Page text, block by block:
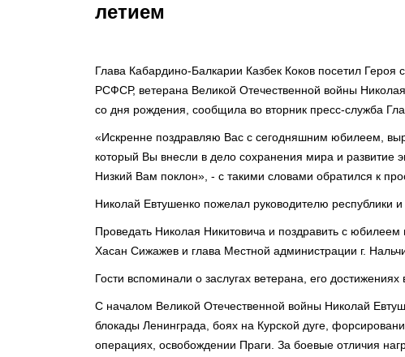
летием
Глава Кабардино-Балкарии Казбек Коков посетил Героя
РСФСР, ветерана Великой Отечественной войны
со дня рождения, сообщила во вторник пресс-служба
«Искренне поздравляю Вас с сегодняшним юбилеем,
который Вы внесли в дело сохранения мира и развитие
Низкий Вам поклон», - с такими словами обратился к
Николай Евтушенко пожелал руководителю республики
Проведать Николая Никитовича и поздравить с
Хасан Сижажев и глава Местной администрации г.
Гости вспоминали о заслугах ветерана, его достижениях
С началом Великой Отечественной войны Николай
блокады Ленинграда, боях на Курской дуге,
операциях, освобождении Праги. За боевые отличия